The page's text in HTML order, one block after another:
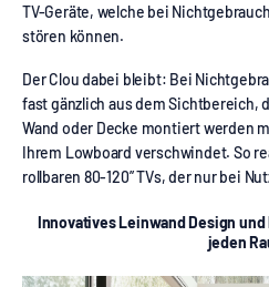
TV-Geräte, welche bei
stören können.
Der Clou dabei bleibt: Bei
fast gänzlich aus dem Sichtbereich,
Wand oder Decke montiert werden
Ihrem Lowboard verschwindet. So
rollbaren 80-120” TVs, der nur bei
Innovatives Leinwand Design
jeden